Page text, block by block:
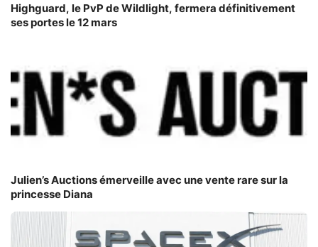
Highguard, le PvP de Wildlight, fermera définitivement
ses portes le 12 mars
Julien’s Auctions émerveille avec une vente rare sur la
princesse Diana